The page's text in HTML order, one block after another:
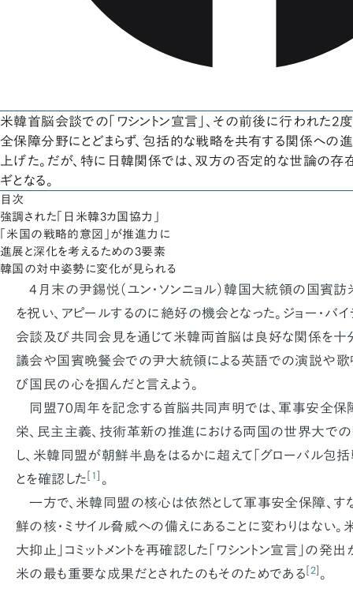
米韓首脳会談での「ワシントン宣言」、その前後に行われた2
全保障分野にとどまらず、包括的な戦略を共有する関係への
上げた。だが、特に日韓関係では、双方の否定的な世論の存
ギとなる。
目次
強調された「日米韓3カ国協力」
「米国の戦略的意図」が推進力に
進展と深化を考えるための3要素
韓国の対中姿勢に変化が見られる
4月末の尹錫悦（ユン・ソンニョル）韓国大統領の国賓
を祝い、アピールするのに絶好の機会となった。ジョー・バ
会談及び共同会見を通じて米韓両首脳は良好な関係を十
議会や国賓晩餐会での尹大統領による英語での演説や歌
び国民の心を掴んだと言えよう。
同盟70周年を記念する首脳共同声明では、軍事安全保
栄、民主主義、技術革新の推進における両国の世界大での
し、米韓同盟が朝鮮半島をはるかに超えて「グローバル包
とを確認した [ 1 ] 。
一方で、米韓同盟の核心は依然として軍事安全保障、す
鮮の核・ミサイル脅威への備えにあることに変わりはない。
大抑止」コミットメントを再確認した「ワシントン宣言」の発
米の最も重要な成果だとされたのもそのためである [ 2] 。